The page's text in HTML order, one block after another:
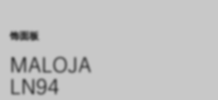
饰面板
MALOJA
LN94